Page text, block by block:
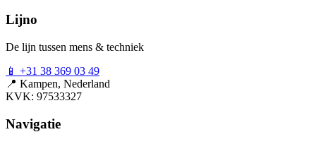
Lijno
De lijn tussen mens & techniek
📱 +31 38 369 03 49
📍 Kampen, Nederland
KVK: 97533327
Navigatie